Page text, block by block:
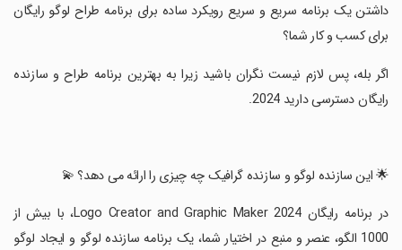
داشتن یک برنامه سریع و سریع رویکرد ساده برای برنامه طراح لوگو رایگان
برای کسب و کار شما؟
‏اگر بله، پس لازم نیست نگران باشید زیرا به بهترین برنامه طراح و سازنده
رایگان دسترسی دارید 2024.
‏🌟 این سازنده لوگو و سازنده گرافیک چه چیزی را ارائه می دهد؟ 💫
‏در برنامه رایگان Logo Creator and Graphic Maker 2024، با بیش از
1000 الگو، عنصر و منبع در اختیار شما، یک برنامه سازنده لوگو و ایجاد لوگو